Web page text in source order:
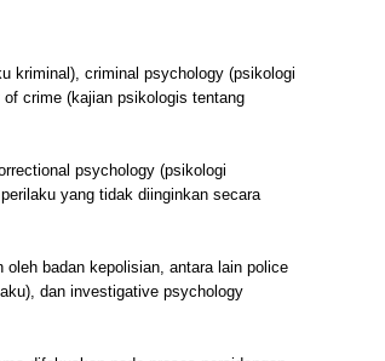
kriminal), criminal psychology (psikologi
crime (kajian psikologis tentang
psychology (psikologi
yang tidak diinginkan secara
badan kepolisian, antara lain police
dan investigative psychology